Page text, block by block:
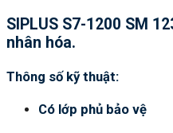
SIPLUS S7-1200 SM
nhân hóa.
Thông số kỹ thuật:
Có lớp phủ bảo vệ